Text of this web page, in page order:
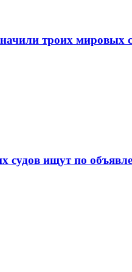
троих мировых
судов ищут по